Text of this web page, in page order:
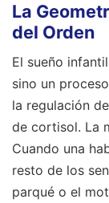
La
del Orden
El sueño
sino un
la regulación
de cortisol. La
Cuando una
resto de los
parqué o el